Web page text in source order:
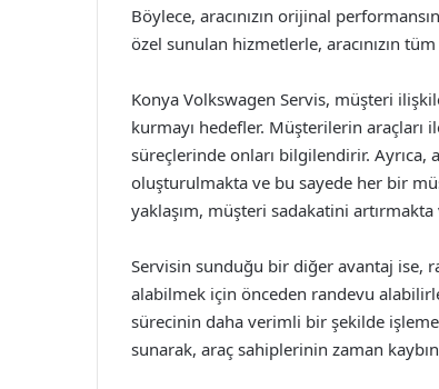
Böylece, aracınızın orijinal
özel sunulan hizmetlerle, aracınızın
Konya Volkswagen Servis, müşteri
kurmayı hedefler. Müşterilerin
süreçlerinde onları bilgilendirir. Ayrıca,
oluşturulmakta ve bu sayede her bir
yaklaşım, müşteri sadakatini
Servisin sunduğu bir diğer avantaj ise,
alabilmek için önceden randevu
sürecinin daha verimli bir şekilde
sunarak, araç sahiplerinin zaman